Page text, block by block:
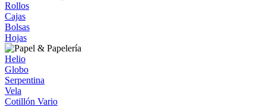
Rollos
Cajas
Bolsas
Hojas
Helio
Globo
Serpentina
Vela
Cotillón Vario